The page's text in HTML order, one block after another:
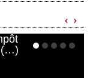
‹ ›